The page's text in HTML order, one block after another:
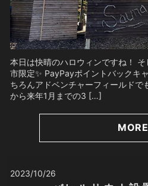
本日は快晴のハロウィンですね！
市限定✨ PayPayポイントバックキ
ちろんアドベンチャーフィールドで
から来年1月までの3 […]
MORE
2023/10/26